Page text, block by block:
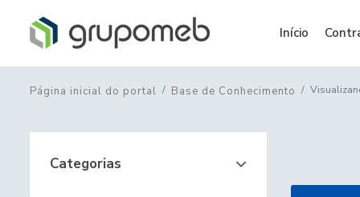
Início
Página inicial do portal Base de Conhecimento
Categorias